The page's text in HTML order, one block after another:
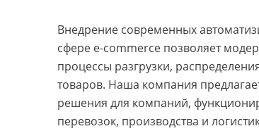
Внедрение современных
сфере e-commerce позволяет
процессы разгрузки,
товаров. Наша компания
решения для компаний,
перевозок, производства и